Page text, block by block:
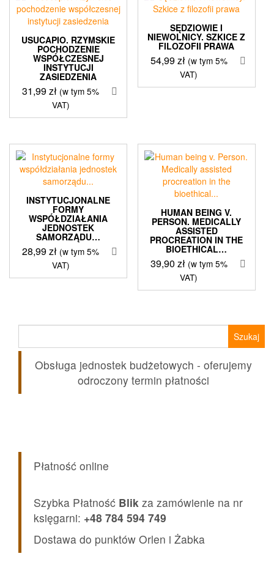
USUCAPIO. RZYMSKIE
POCHODZENIE
WSPÓŁCZESNEJ
INSTYTUCJI
ZASIEDZENIA
31,99zł (w tym 5%
VAT)
SĘDZIOWIE I
NIEWOLNICY. SZKICE Z
FILOZOFII PRAWA
54,99zł (w tym 5%
VAT)
INSTYTUCJONALNE
FORMY
WSPÓŁDZIAŁANIA
JEDNOSTEK
SAMORZĄDU…
28,99zł (w tym 5%
VAT)
HUMAN BEING V.
PERSON. MEDICALLY
ASSISTED
PROCREATION IN THE
BIOETHICAL…
39,90 zł (w tym 5%
VAT)
Obsługa jednostek budżetowych - oferujemy
odroczony termin płatności
Płatność online
Szybka Płatność Blik za zamówienie na nr
księgarni: +48 784 594 749
Dostawa do punktów Orlen i Żabka